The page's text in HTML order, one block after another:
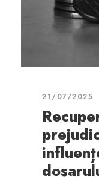
21/07/2025